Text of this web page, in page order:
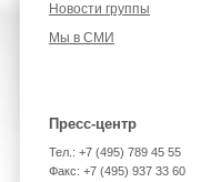
Новости группы
Мы в СМИ
Пресс-центр
Тел.: +7 (495) 789 45 55
Факс: +7 (495) 937 33 60